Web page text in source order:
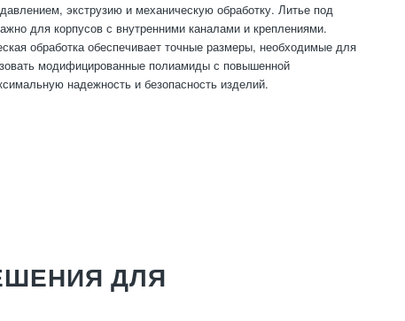
экструзию и механическую обработку. Литье под
для корпусов с внутренними каналами и креплениями.
обработка обеспечивает точные размеры, необходимые для
модифицированные полиамиды с повышенной
надежность и безопасность изделий.
ДЛЯ